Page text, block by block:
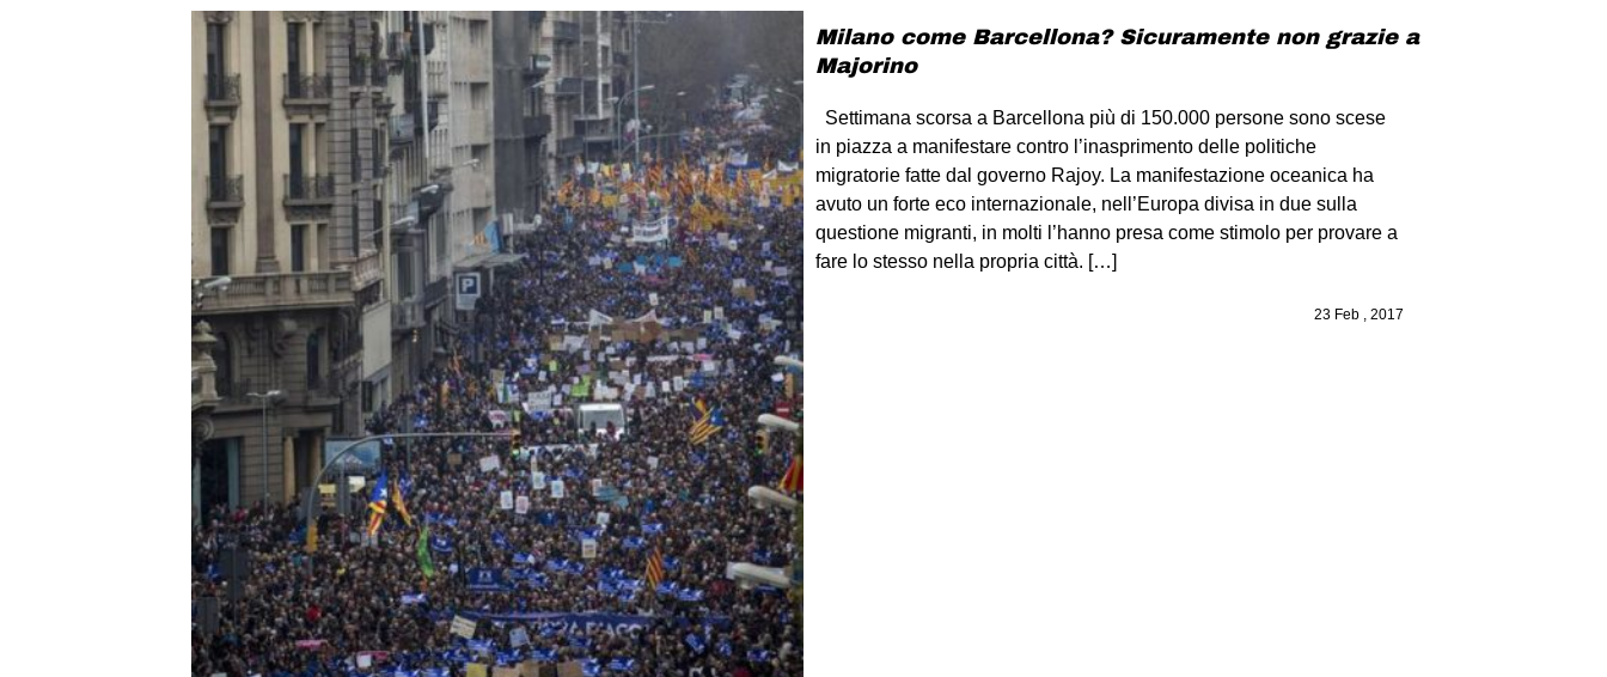
Milano come Barcellona? Sicuramente non grazie a
Majorino
Settimana scorsa a Barcellona più di 150.000 persone sono scese
in piazza a manifestare contro l’inasprimento delle politiche
migratorie fatte dal governo Rajoy. La manifestazione oceanica ha
avuto un forte eco internazionale, nell’Europa divisa in due sulla
questione migranti, in molti l’hanno presa come stimolo per provare a
fare lo stesso nella propria città. […]
23 Feb , 2017